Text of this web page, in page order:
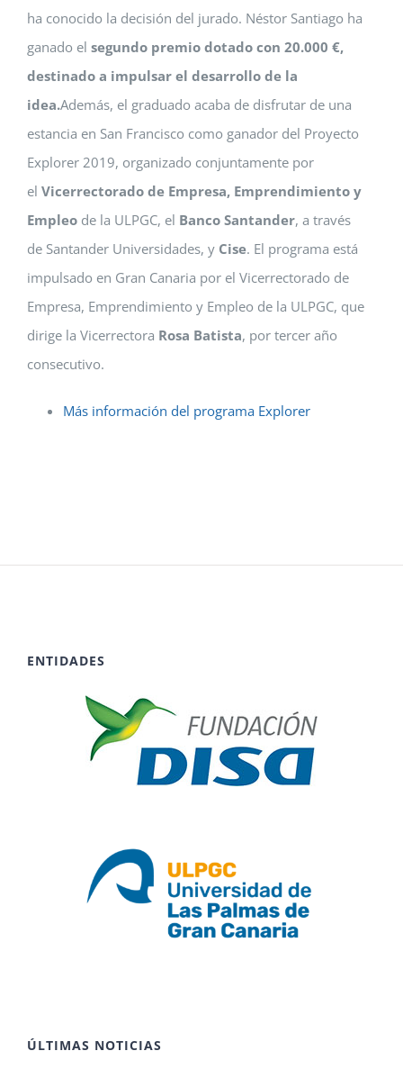
ha conocido la decisión del jurado. Néstor Santiago ha
ganado el segundo premio dotado con 20.000 €,
destinado a impulsar el desarrollo de la
idea.Además, el graduado acaba de disfrutar de una
estancia en San Francisco como ganador del Proyecto
Explorer 2019, organizado conjuntamente por
el Vicerrectorado de Empresa, Emprendimiento y
Empleo de la ULPGC, el Banco Santander, a través
de Santander Universidades, y Cise. El programa está
impulsado en Gran Canaria por el Vicerrectorado de
Empresa, Emprendimiento y Empleo de la ULPGC, que
dirige la Vicerrectora Rosa Batista, por tercer año
consecutivo.
Más información del programa Explorer
ENTIDADES
ÚLTIMAS NOTICIAS